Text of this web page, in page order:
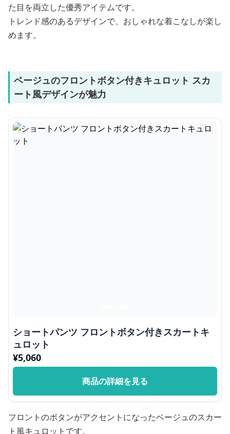
た目を両立した優秀アイテムです。
トレンド感のあるデザインで、おしゃれな着こなしが楽し
めます。
ベージュのフロントボタン付きキュロット スカ
ート風デザインが魅力
ショートパンツ フロントボタン付きスカートキ
ュロット
¥5,060
商品の詳細を見る
フロントのボタンがアクセントになったベージュのスカー
ト風キュロットです。